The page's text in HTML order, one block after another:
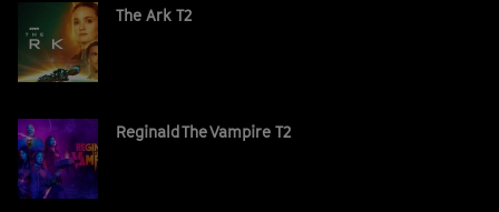
The Ark T2
Reginald The Vampire T2